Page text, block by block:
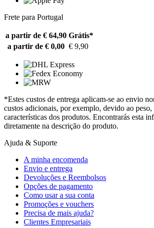
Frete para Portugal
a partir de € 64,90 Grátis*
a partir de € 0,00 € 9,90
*Estes custos de entrega aplicam-se ao envio
custos adicionais, por exemplo, devido ao peso,
características dos produtos. Encontrarás esta
diretamente na descrição do produto.
Ajuda & Suporte
A minha encomenda
Envio e entrega
Devoluções e Reembolsos
Opções de pagamento
Como usar a sua conta
Promoções e vouchers
Precisa de mais ajuda?
Clientes Empresariais